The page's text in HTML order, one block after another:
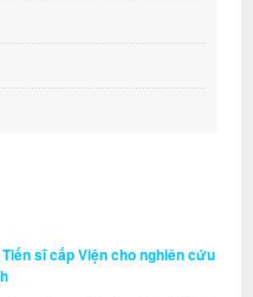
sĩ cấp Viện cho nghiên cứu